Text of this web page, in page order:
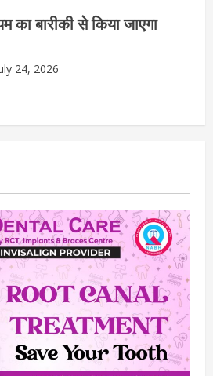
का बारीकी से किया जाएगा
24, 2026